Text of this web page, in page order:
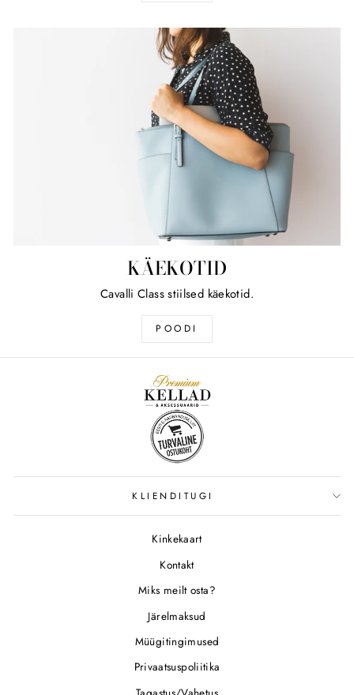
KÄEKOTID
Cavalli Class stiilsed käekotid.
POODI
KLIENDITUGI
Kinkekaart
Kontakt
Miks meilt osta?
Järelmaksud
Müügitingimused
Privaatsuspoliitika